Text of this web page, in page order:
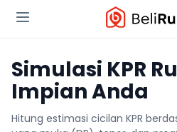
Simulasi KPR
Impian Anda
Hitung estimasi cicilan KPR